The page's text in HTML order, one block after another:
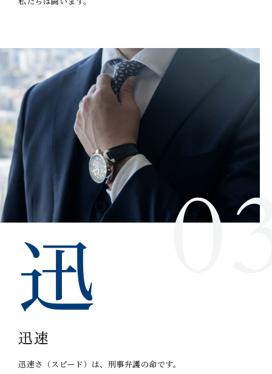
迅
迅速
迅速さ（スピード）は、刑事弁護の命です。